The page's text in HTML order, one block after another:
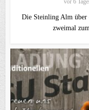
Die Steinling Alm über
zweimal